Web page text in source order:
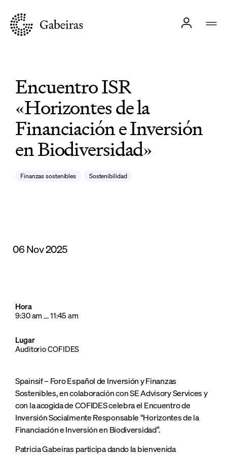
Encuentro ISR
«Horizontes de la
Financiación e Inversión
en Biodiversidad»
Finanzas sostenibles Sostenibilidad
06 Nov 2025
Hora
9:30 am
11:45 am
Lugar
Auditorio COFIDES
Spainsif – Foro Español de Inversión y Finanzas
Sostenibles, en colaboración con SE Advisory Services y
con la acogida de COFIDES celebra el Encuentro de
Inversión Socialmente Responsable “Horizontes de la
Financiación e Inversión en Biodiversidad”.
Patricia Gabeiras participa dando la bienvenida